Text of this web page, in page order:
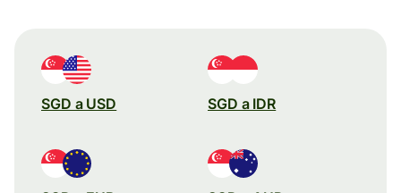
SGD a USD SGD a IDR